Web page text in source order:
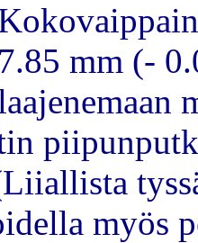
7.85 mm (-
myös